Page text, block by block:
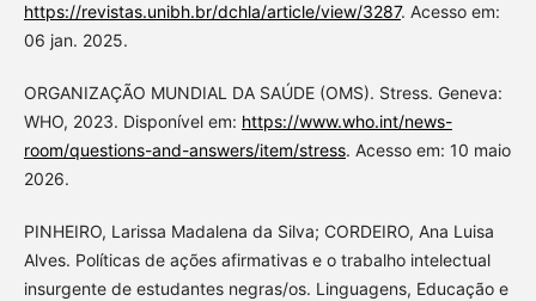
https://revistas.unibh.br/dchla/article/view/3287. Acesso em:
06 jan. 2025.
ORGANIZAÇÃO MUNDIAL DA SAÚDE (OMS). Stress. Geneva:
WHO, 2023. Disponível em: https://www.who.int/news-
room/questions-and-answers/item/stress. Acesso em: 10 maio
2026.
PINHEIRO, Larissa Madalena da Silva; CORDEIRO, Ana Luisa
Alves. Políticas de ações afirmativas e o trabalho intelectual
insurgente de estudantes negras/os. Linguagens, Educação e